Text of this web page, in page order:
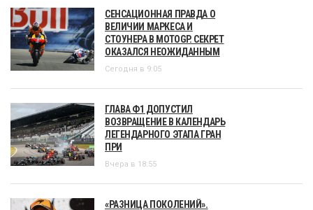
СЕНСАЦИОННАЯ ПРАВДА О
ВЕЛИЧИИ МАРКЕСА И
СТОУНЕРА В MOTOGP. СЕКРЕТ
ОКАЗАЛСЯ НЕОЖИДАННЫМ
Сегодня в 9:05
ГЛАВА Ф1 ДОПУСТИЛ
ВОЗВРАЩЕНИЕ В КАЛЕНДАРЬ
ЛЕГЕНДАРНОГО ЭТАПА ГРАН
ПРИ
Вчера в 18:55
«РАЗНИЦА ПОКОЛЕНИЙ».